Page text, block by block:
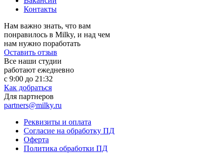
Контакты
Нам важно знать, что вам
понравилось в Milky, и над чем
нам нужно поработать
Оставить отзыв
Все наши студии
работают ежедневно
с 9:00 до 21:32
Как добраться
Для партнеров
partners@milky.ru
Реквизиты и оплата
Согласие на обработку ПД
Оферта
Политика обработки ПД